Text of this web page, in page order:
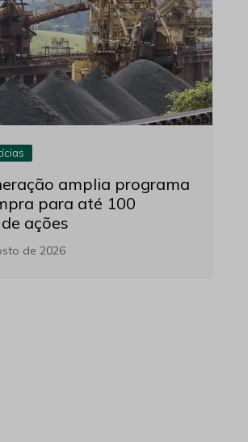
amplia programa
para até 100
ações
de 2026